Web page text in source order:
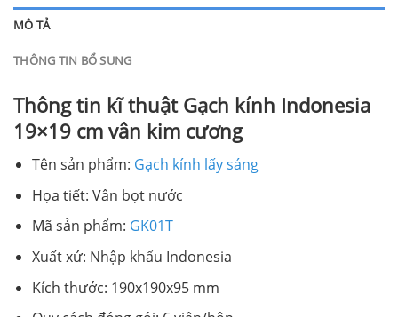
MÔ TẢ
THÔNG TIN BỔ SUNG
Thông tin kĩ thuật Gạch kính Indonesia
19×19 cm vân kim cương
Tên sản phẩm: Gạch kính lấy sáng
Họa tiết: Vân bọt nước
Mã sản phẩm: GK01T
Xuất xứ: Nhập khẩu Indonesia
Kích thước: 190x190x95 mm